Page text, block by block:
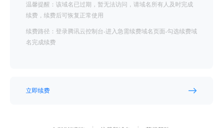
温馨提醒：该域名已过期，暂无法访问，请域名所有人及时完成
续费，续费后可恢复正常使用
续费路径：登录腾讯云控制台-进入急需续费域名页面-勾选续费域
名完成续费
立即续费